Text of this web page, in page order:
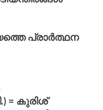
പ്രാര്‍ത്ഥന
= കുരിശ്